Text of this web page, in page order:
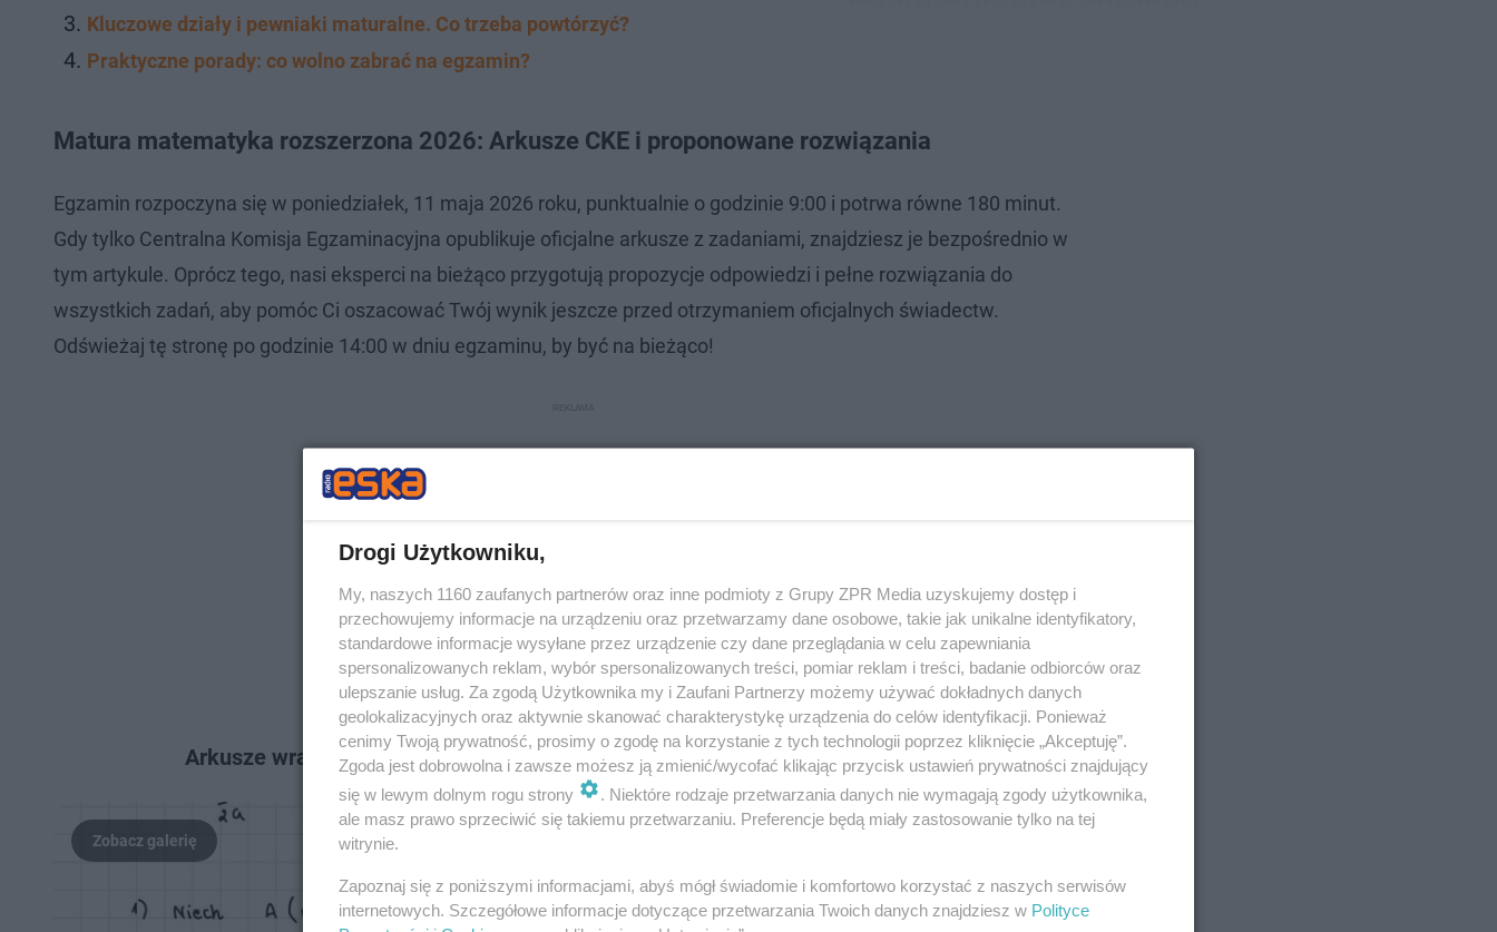
Kluczowe działy i pewniaki maturalne. Co trzeba powtórzyć?
Praktyczne porady: co wolno zabrać na egzamin?
Matura matematyka rozszerzona 2026: Arkusze CKE i proponowane rozwiązania
Egzamin rozpoczyna się w poniedziałek, 11 maja 2026 roku, punktualnie o godzinie 9:00 i potrwa równe 180 minut.
Gdy tylko Centralna Komisja Egzaminacyjna opublikuje oficjalne arkusze z zadaniami, znajdziesz je bezpośrednio w
tym artykule. Oprócz tego, nasi eksperci na bieżąco przygotują propozycje odpowiedzi i pełne rozwiązania do
wszystkich zadań, aby pomóc Ci oszacować Twój wynik jeszcze przed otrzymaniem oficjalnych świadectw.
Odświeżaj tę stronę po godzinie 14:00 w dniu egzaminu, by być na bieżąco!
Arkusze wraz z odpowiedziami są już dostępne! Znajdziesz je w galerii poniżej
Drogi Użytkowniku,
My, naszych 1160 zaufanych partnerów oraz inne podmioty z Grupy ZPR Media uzyskujemy dostęp i
przechowujemy informacje na urządzeniu oraz przetwarzamy dane osobowe, takie jak unikalne identyfikatory,
standardowe informacje wysyłane przez urządzenie czy dane przeglądania w celu zapewniania
spersonalizowanych reklam, wybór spersonalizowanych treści, pomiar reklam i treści, badanie odbiorców oraz
ulepszanie usług. Za zgodą Użytkownika my i Zaufani Partnerzy możemy używać dokładnych danych
geolokalizacyjnych oraz aktywnie skanować charakterystykę urządzenia do celów identyfikacji. Ponieważ
cenimy Twoją prywatność, prosimy o zgodę na korzystanie z tych technologii poprzez kliknięcie „Akceptuję”.
Zgoda jest dobrowolna i zawsze możesz ją zmienić/wycofać klikając przycisk ustawień prywatności znajdujący
się w lewym dolnym rogu strony
. Niektóre rodzaje przetwarzania danych nie wymagają zgody użytkownika,
ale masz prawo sprzeciwić się takiemu przetwarzaniu. Preferencje będą miały zastosowanie tylko na tej
witrynie.
Zapoznaj się z poniższymi informacjami, abyś mógł świadomie i komfortowo korzystać z naszych serwisów
internetowych. Szczegółowe informacje dotyczące przetwarzania Twoich danych znajdziesz w Polityce